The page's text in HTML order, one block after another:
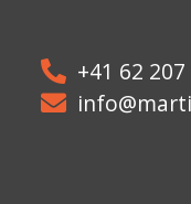
+41 62